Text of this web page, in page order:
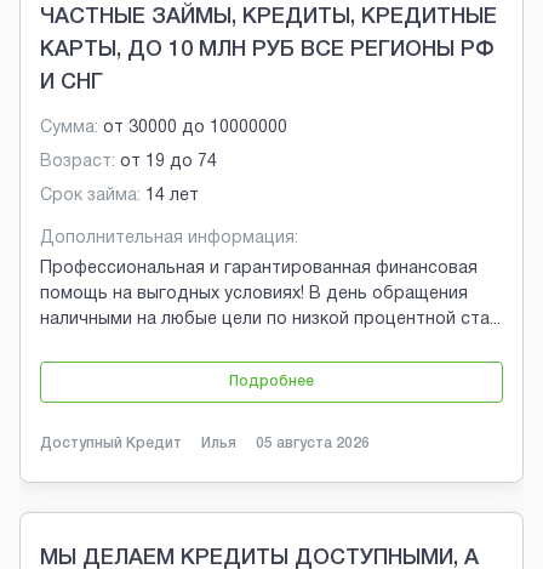
ЧАСТНЫЕ ЗАЙМЫ, КРЕДИТЫ, КРЕДИТНЫЕ
КАРТЫ, ДО 10 МЛН РУБ ВСЕ РЕГИОНЫ РФ
И СНГ
Сумма: от 30000 до 10000000
Возраст: от 19 до 74
Срок займа: 14 лет
Дополнительная информация:
Профессиональная и гарантированная финансовая
помощь на выгодных условиях! В день обращения
наличными на любые цели по низкой процентной ста...
Подробнее
Доступный Кредит Илья 05 августа 2026
МЫ ДЕЛАЕМ КРЕДИТЫ ДОСТУПНЫМИ, А